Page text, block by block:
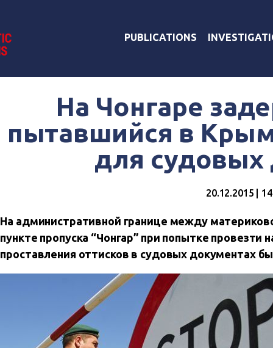
PUBLICATIONS
На Чонгаре
пытавшийся в
для судовых
20.12.2015 |
На административной границе между
пункте пропуска “Чонгар” при попытке
проставления оттисков в судовых документах